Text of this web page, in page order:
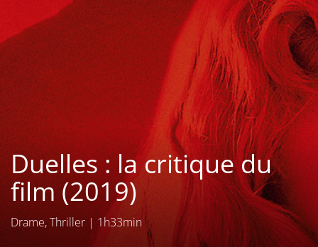
Les films par
genre
Séries
Les films
interdits
Les Dossiers
Les disparus
Les acteurs
Duelles : la critique du
film (2019)
Drame, Thriller | 1h33min